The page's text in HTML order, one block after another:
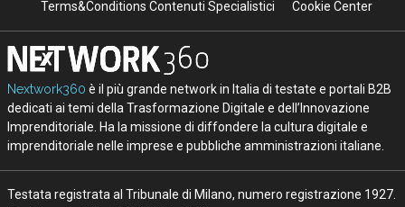
Terms&Conditions Contenuti Specialistici
Cookie Center
Nextwork360 è il più grande network in Italia di testate e portali B2B
dedicati ai temi della Trasformazione Digitale e dell’Innovazione
Imprenditoriale. Ha la missione di diffondere la cultura digitale e
imprenditoriale nelle imprese e pubbliche amministrazioni italiane.
Testata registrata al Tribunale di Milano, numero registrazione 1927.